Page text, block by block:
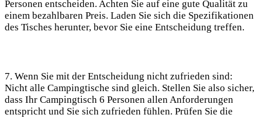
Personen entscheiden. Achten Sie auf eine gute Qualität zu
einem bezahlbaren Preis. Laden Sie sich die Spezifikationen
des Tisches herunter, bevor Sie eine Entscheidung treffen.
7. Wenn Sie mit der Entscheidung nicht zufrieden sind:
Nicht alle Campingtische sind gleich. Stellen Sie also sicher,
dass Ihr Campingtisch 6 Personen allen Anforderungen
entspricht und Sie sich zufrieden fühlen. Prüfen Sie die